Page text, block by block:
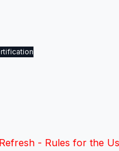
- Rules for the